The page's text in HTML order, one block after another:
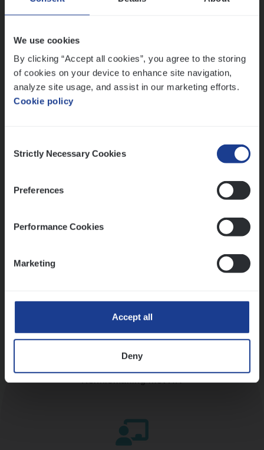
We use cookies
By clicking “Accept all cookies”, you agree to the storing
of cookies on your device to enhance site navigation,
analyze site usage, and assist in our marketing efforts.
Cookie policy
Selection
Strictly Necessary Cookies
Preferences
Performance Cookies
Marketing
Accept all
Deny
Lees onze verhalen
humor
werk
Kennismaking met HR